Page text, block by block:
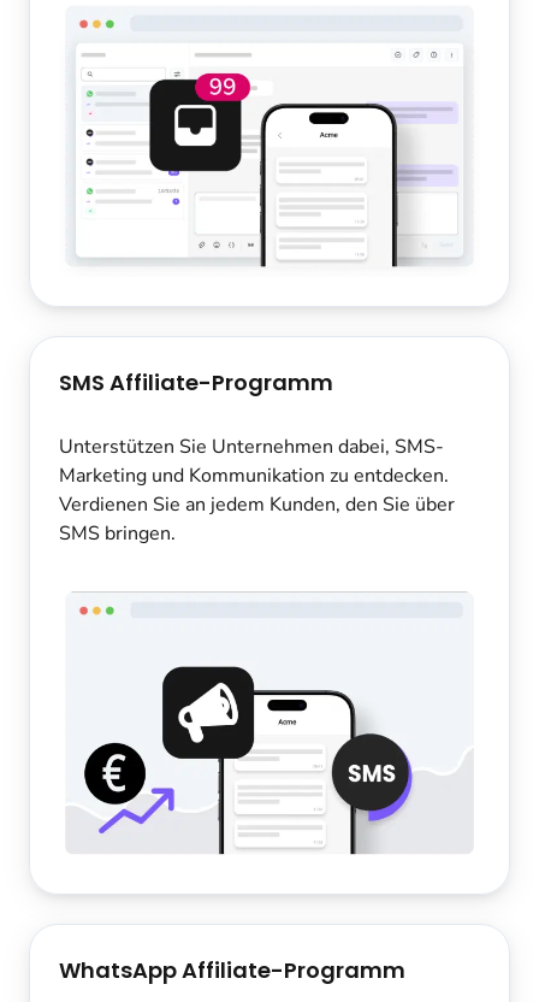
SMS Affiliate-Programm
Unterstützen Sie Unternehmen dabei, SMS-
Marketing und Kommunikation zu entdecken.
Verdienen Sie an jedem Kunden, den Sie über
SMS bringen.
WhatsApp Affiliate-Programm